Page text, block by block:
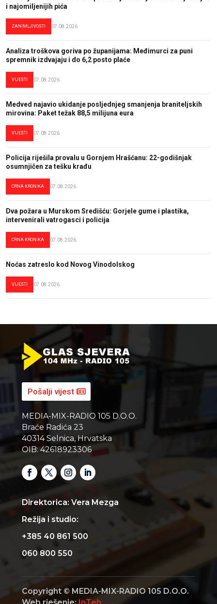
i najomiljenijih pića
ZANIMLJIVOSTI 07.08.2026.
Analiza troškova goriva po županijama: Međimurci za puni
spremnik izdvajaju i do 6,2 posto plaće
VIJESTI 07.08.2026.
Medved najavio ukidanje posljednjeg smanjenja braniteljskih
mirovina: Paket težak 88,5 milijuna eura
VIJESTI 07.08.2026.
Policija riješila provalu u Gornjem Hrašćanu: 22-godišnjak
osumnjičen za tešku krađu
CRNA KRONIKA 07.08.2026.
Dva požara u Murskom Središću: Gorjele gume i plastika,
intervenirali vatrogasci i policija
CRNA KRONIKA 07.08.2026.
Noćas zatreslo kod Novog Vinodolskog
VIJESTI 07.08.2026.
Pošalji vijest
MEDIA-MIX-RADIO 105 D.O.O.
Braće Radića 23
40314 Selnica, Hrvatska
OIB: 42618923306
Direktorica: Vera Mezga
Režija i studio:
+385 40 861 500
060 800 550
Copyright © MEDIA-MIX-RADIO 105 D.O.O.